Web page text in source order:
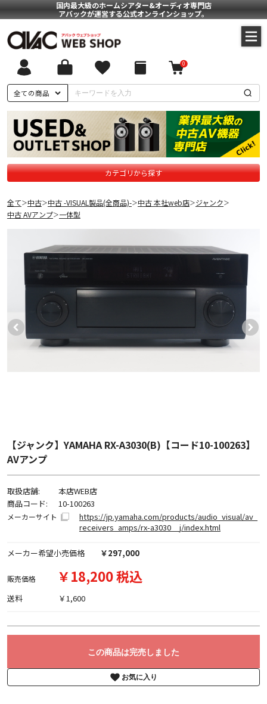
国内最大級のホームシアター&オーディオ専門店
アバックが運営する公式オンラインショップ。
全ての商品
0
カテゴリから探す
全て＞中古＞中古 -VISUAL製品(全商品)-＞中古 本社web店＞ジャンク＞
中古 AVアンプ＞一体型
【ジャンク】YAMAHA RX-A3030(B)【コード10-100263】
AVアンプ
取扱店舗:
本店WEB店
商品コード:
10-100263
メーカーサイト
https://jp.yamaha.com/products/audio_visual/av_
receivers_amps/rx-a3030__j/index.html
メーカー希望小売価格 ￥297,000
販売価格 ￥18,200 税込
送料 ￥1,600
この商品は完売しました
お気に入り